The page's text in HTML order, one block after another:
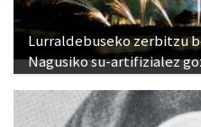
Lurraldebuseko zerbitzu
Nagusiko su-artifizialez